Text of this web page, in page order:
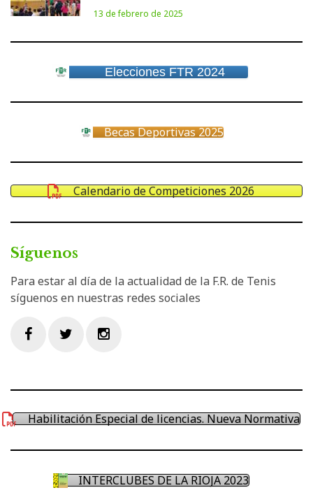
13 de febrero de 2025
Elecciones FTR 2024
Becas Deportivas 2025
Calendario de Competiciones 2026
Síguenos
Para estar al día de la actualidad de la F.R. de Tenis
síguenos en nuestras redes sociales
Habilitación Especial de licencias. Nueva Normativa
INTERCLUBES DE LA RIOJA 2023